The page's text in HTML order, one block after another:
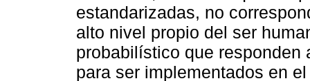
estandarizadas, no
alto nivel propio del ser
probabilístico que
para ser implementados en